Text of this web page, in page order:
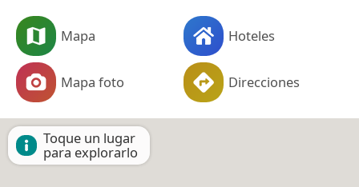
Mapa Hoteles
Mapa foto Direcciones
Toque un lugar
para explorarlo